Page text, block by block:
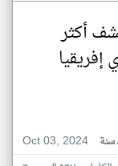
أكثر
Oct 03, 2024
سنة